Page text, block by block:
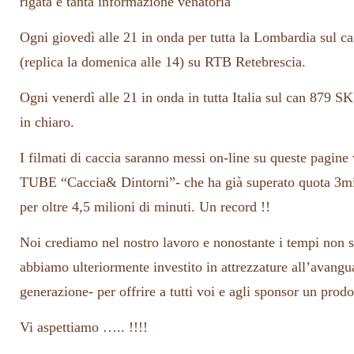
Ogni giovedì alle 21 in onda per tutta la Lombardia sul
(replica la domenica alle 14) su RTB Retebrescia.
Ogni venerdì alle 21 in onda in tutta Italia sul can 879
in chiaro.
I filmati di caccia saranno messi on-line su queste
TUBE “Caccia& Dintorni”- che ha già superato quota
per oltre 4,5 milioni di minuti. Un record !!
Noi crediamo nel nostro lavoro e nonostante i tempi non
abbiamo ulteriormente investito in attrezzature
generazione- per offrire a tutti voi e agli sponsor un
Vi aspettiamo ….. !!!!